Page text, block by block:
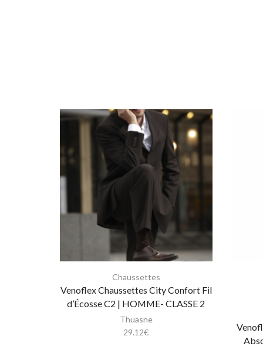
Chaussettes
Venoflex Chaussettes City Confort Fil
d’Écosse C2 | HOMME- CLASSE 2
Thuasne
29.12€